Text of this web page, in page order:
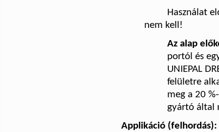
Használat
nem kell!
Az alap
portól és
UNIEPAL
felületre
meg a 20
gyártó által
Applikáció (felhordás):